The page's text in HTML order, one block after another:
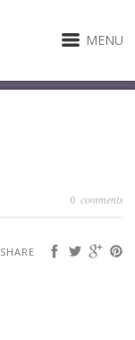
MENU
0 comments
SHARE